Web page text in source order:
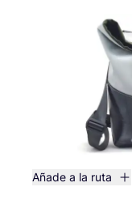
Añade a la ruta